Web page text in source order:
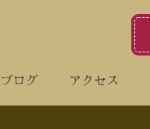
ブログ アクセス
ブログ